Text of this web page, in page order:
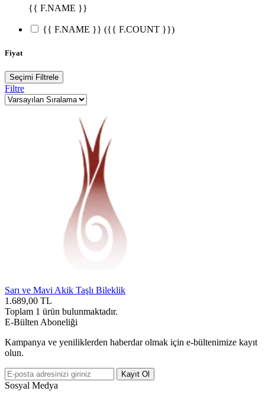
{{ F.NAME }}
{{ F.NAME }} ({{ F.COUNT }})
Fiyat
Seçimi Filtrele
Filtre
Sarı ve Mavi Akik Taşlı Bileklik
1.689,00 TL
Toplam 1 ürün bulunmaktadır.
E-Bülten Aboneliği
Kampanya ve yeniliklerden haberdar olmak için e-bültenimize kayıt
olun.
Kayıt Ol
Sosyal Medya